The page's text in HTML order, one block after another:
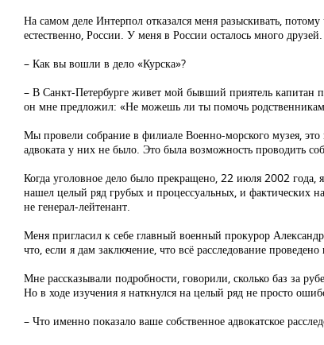
На самом деле Интерпол отказался меня разыскивать,
естественно, России. У меня в России осталось много
– Как вы вошли в дело «Курска»?
– В Санкт-Петербурге живет мой бывший приятель капитан
он мне предложил: «Не можешь ли ты помочь
Мы провели собрание в филиале Военно-морского музея,
адвоката у них не было. Это была возможность проводить
Когда уголовное дело было прекращено, 22 июля 2002
нашел целый ряд грубых и процессуальных, и фактических
не генерал-лейтенант.
Меня пригласил к себе главный военный прокурор
что, если я дам заключение, что всё расследование
Мне рассказывали подробности, говорили, сколько баз за
Но в ходе изучения я наткнулся на целый ряд не просто
– Что именно показало ваше собственное адвокатское